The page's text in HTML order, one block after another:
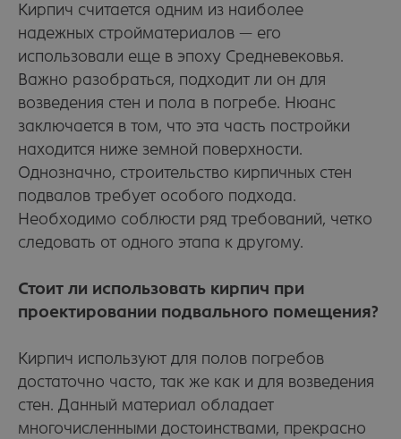
Кирпич считается одним из наиболее
надежных стройматериалов — его
использовали еще в эпоху Средневековья.
Важно разобраться, подходит ли он для
возведения стен и пола в погребе. Нюанс
заключается в том, что эта часть постройки
находится ниже земной поверхности.
Однозначно, строительство кирпичных стен
подвалов требует особого подхода.
Необходимо соблюсти ряд требований, четко
следовать от одного этапа к другому.
Стоит ли использовать кирпич при
проектировании подвального помещения?
Кирпич используют для полов погребов
достаточно часто, так же как и для возведения
стен. Данный материал обладает
многочисленными достоинствами, прекрасно